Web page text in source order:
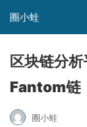
圈小蛙
区块链分
Fantom链
圈小蛙